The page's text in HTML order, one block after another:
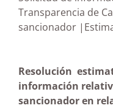
Transparencia de
Resolución
información
sancionador en